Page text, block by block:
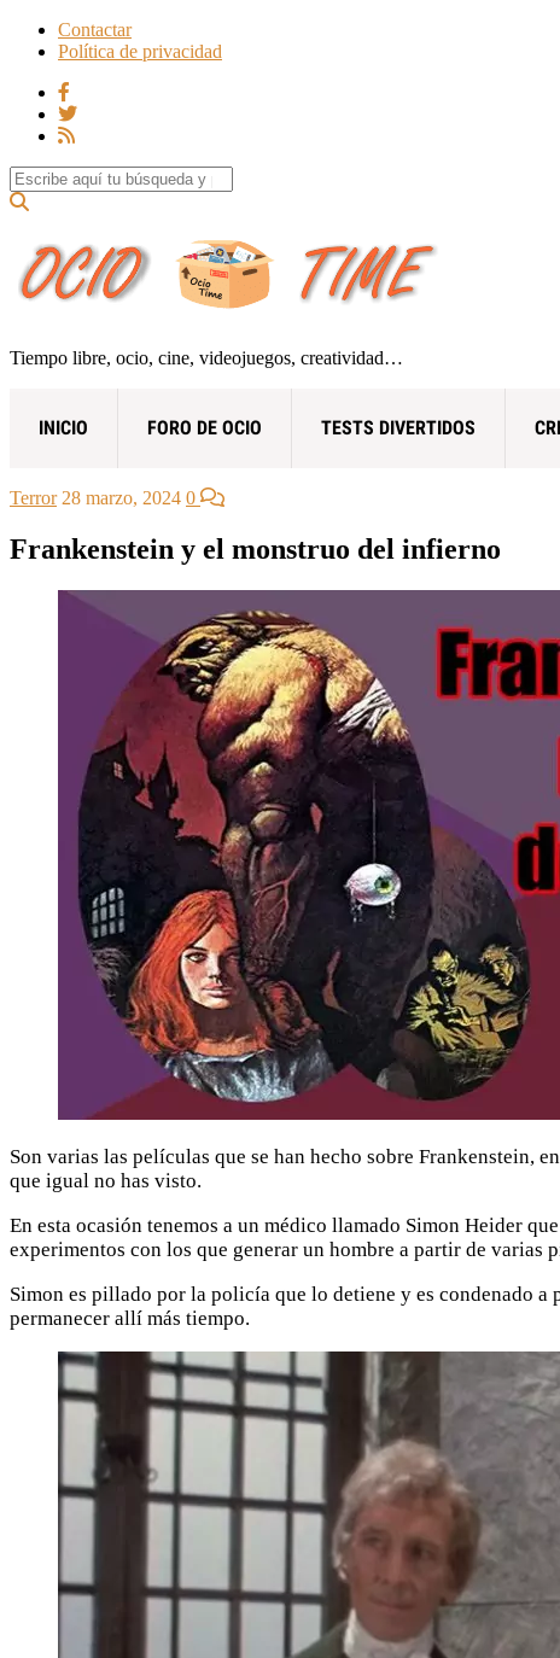
Contactar
Política de privacidad
Search for:
Tiempo libre, ocio, cine, videojuegos, creatividad…
INICIO FORO DE OCIO TESTS DIVERTIDOS
Terror 28 marzo, 2024 0
Frankenstein y el monstruo del infierno
Son varias las películas que se han hecho sobre Frankenstein,
que igual no has visto.
En esta ocasión tenemos a un médico llamado Simon Heider
experimentos con los que generar un hombre a partir de varias
Simon es pillado por la policía que lo detiene y es condenado
permanecer allí más tiempo.